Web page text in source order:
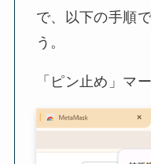
で、以下の手順
う。
「ピン止め」マ